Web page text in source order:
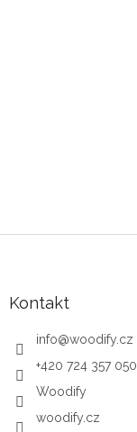
Kontakt
info@woodify.cz
+420 724 357 050
Woodify
woodify.cz